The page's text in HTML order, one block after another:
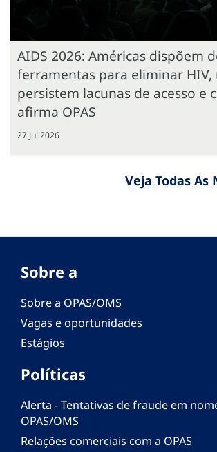
AIDS 2026: Américas dispõem
ferramentas para eliminar HIV,
persistem lacunas de acesso e
afirma OPAS
27 Jul 2026
Veja Todas As
Sobre a
Sobre a OPAS/OMS
Vagas e oportunidades
Estágios
Políticas
Alerta - Tentativas de fraude em
OPAS/OMS
Relações comerciais com a OPAS